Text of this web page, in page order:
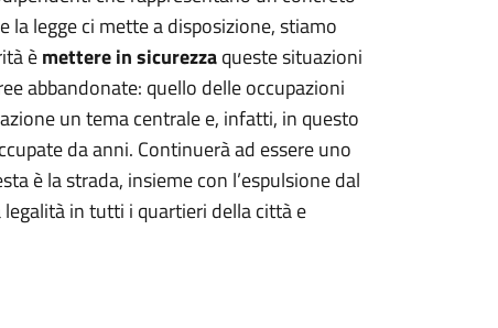
la legge ci mette a disposizione, stiamo
èmettere in sicurezzaqueste situazioni
abbandonate: quello delle occupazioni
un tema centrale e, infatti, in questo
da anni. Continuerà ad essere uno
è la strada, insieme con l’espulsione dal
in tutti i quartieri della città e